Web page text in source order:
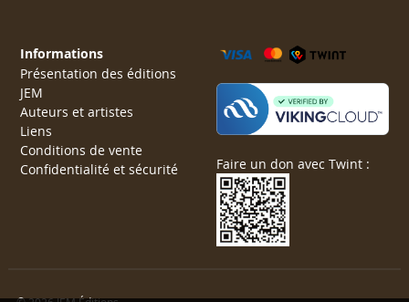
Informations
Présentation des éditions
JEM
Auteurs et artistes
Liens
Conditions de vente
Confidentialité et sécurité
Faire un don avec Twint :